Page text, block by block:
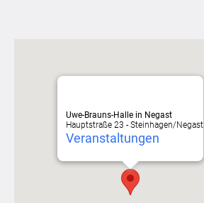
Uwe-Brauns-Halle in Negast
Hauptstraße 23 - Steinhagen/Negast
Veranstaltungen